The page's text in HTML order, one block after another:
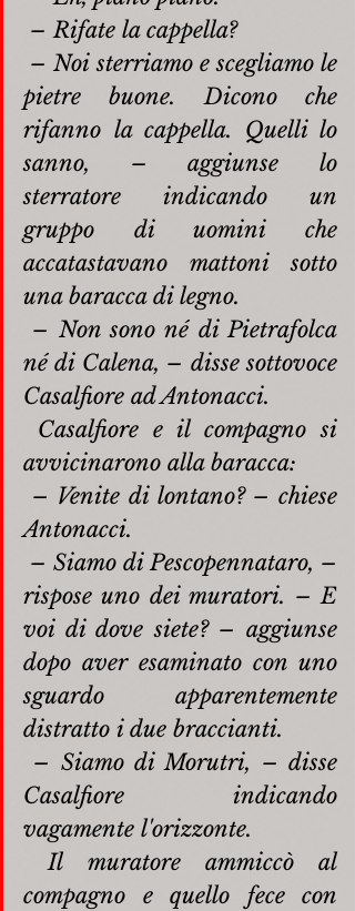
– Rifate la cappella?
– Noi sterriamo e scegliamo le
pietre buone. Dicono che
rifanno la cappella. Quelli lo
sanno, – aggiunse lo
sterratore indicando un
gruppo di uomini che
accatastavano mattoni sotto
una baracca di legno.
– Non sono né di Pietrafolca
né di Calena, – disse sottovoce
Casalfiore ad Antonacci.
Casalfiore e il compagno si
avvicinarono alla baracca:
– Venite di lontano? – chiese
Antonacci.
– Siamo di Pescopennataro, –
rispose uno dei muratori. – E
voi di dove siete? – aggiunse
dopo aver esaminato con uno
sguardo apparentemente
distratto i due braccianti.
– Siamo di Morutri, – disse
Casalfiore indicando
vagamente l'orizzonte.
Il muratore ammiccò al
compagno e quello fece con